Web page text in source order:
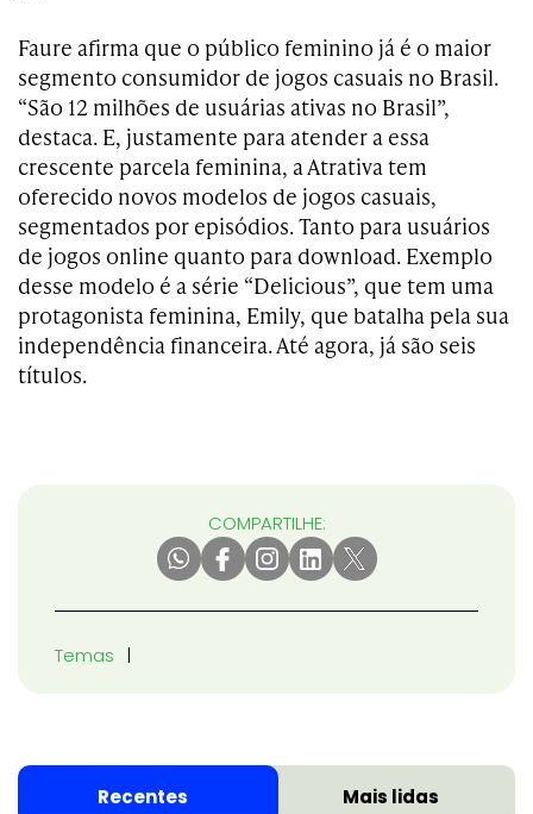
Faure afirma que o público feminino já é o maior
segmento consumidor de jogos casuais no Brasil.
“São 12 milhões de usuárias ativas no Brasil”,
destaca. E, justamente para atender a essa
crescente parcela feminina, a Atrativa tem
oferecido novos modelos de jogos casuais,
segmentados por episódios. Tanto para usuários
de jogos online quanto para download. Exemplo
desse modelo é a série “Delicious”, que tem uma
protagonista feminina, Emily, que batalha pela sua
independência financeira. Até agora, já são seis
títulos.
COMPARTILHE:
Temas
Recentes Mais lidas